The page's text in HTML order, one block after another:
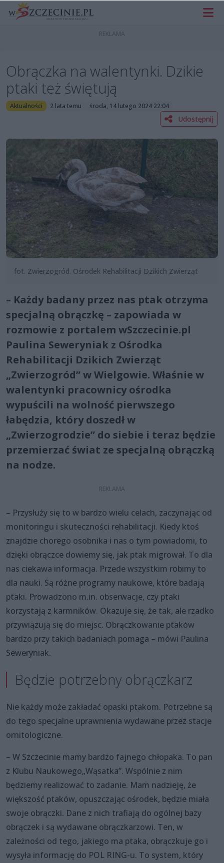
Obrączka na walentynki. Dzikie
ptaki też świętują
Aktualności 2 lata temu środa, 14 lutego 2024 22:04
Udostępnij
fot. Zwierzogród. Ośrodek Rehabilitacji Dzikich Zwierząt
– Każdy badany przez nas ptak otrzyma
specjalną obrączkę – zapowiada w
rozmowie z portalem wSzczecinie.pl
Paulina Seweryniak z Ośrodka
Rehabilitacji Dzikich Zwierząt
„Zwierzogród” w Wielgowie. Właśnie w
walentynki pracownicy ośrodka
wypuścili na wolność pierwszego
łabędzia, który doszedł w
„Zwierzogrodzie” do siebie i teraz będzie
przemierzać świat ze specjalną obrączką
na nodze.
– Przysłuży się to w bardzo wielu celach, zaczynając od
monitoringu i skuteczności rehabilitacji. Kiedy ktoś
znajdzie chorego osobnika i nas o tym powiadomi, to
dzięki obrączce dowiemy się, jak ptak migrował. To dla
nas ciekawa informacja. Przede wszystkim robimy to
dla nauki. Są różne programy naukowe, które badają
ptaki. Prowadzono m.in. obserwacje, czy ptaki
korzystają z karmników. Okazuje się, że tak, ale rzadko
przywiązują się do miejsc. Obrączkowanie ptaków
bardzo przy takich badaniach pomaga – mówi Paulina
Seweryniak.
Będzie potrzebny obrączkarz
Nie każdy może zakładać opaski ptakom. Potrzebne są
do tego specjalne uprawnienia wydawane przez stacje
ornitologiczne.
– W Szczecinie mamy bardzo fajnego chłopaka. To pan
z Klubu Naukowego„Wąsatka”. Wspólnie z nim
będziemy realizować to zadanie. Mam nadzieję, że
większość ptaków, opuszczając ośrodek, będzie miała
swoje obrączki. Dane z nich trafiają do ogólnej bazy
obrączek i są wydawane obrączkarzowi. Ten, w
zależności od tego, jakiego ma ptaka, obrączkuje go i
wysyła informację do POL RING-u. To system, który